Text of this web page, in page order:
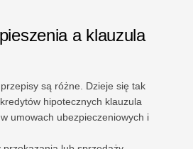
a klauzula
są różne. Dzieje się tak
hipotecznych klauzula
umowach ubezpieczeniowych i